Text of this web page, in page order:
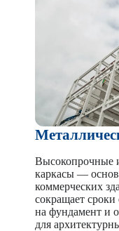
Высокопрочные
каркасы —
коммерческих
сокращает сроки
на фундамент и
для